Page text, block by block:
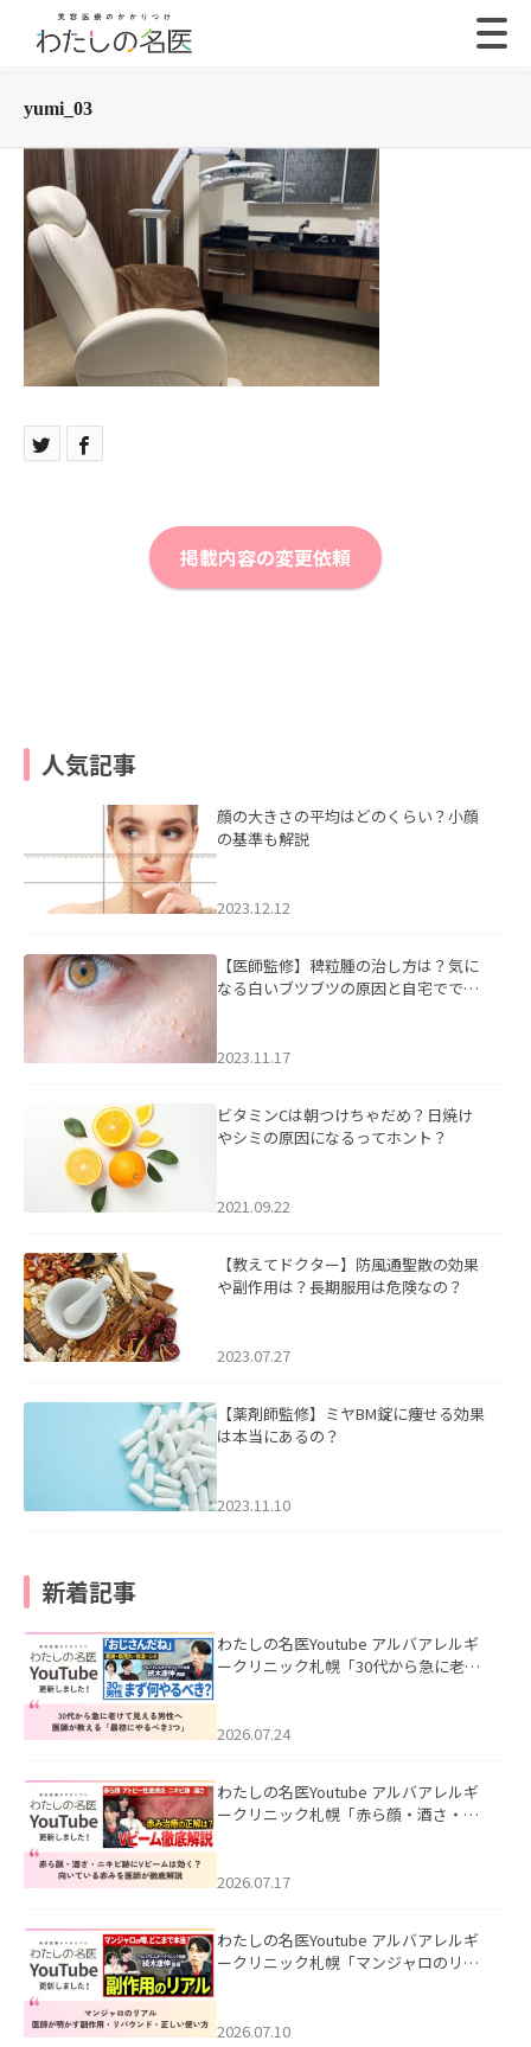
yumi_03
掲載内容の変更依頼
人気記事
顔の大きさの平均はどのくらい？小顔
の基準も解説
2023.12.12
【医師監修】稗粒腫の治し方は？気に
なる白いブツブツの原因と自宅ででき
2023.11.17
ビタミンCは朝つけちゃだめ？日焼け
やシミの原因になるってホント？
2021.09.22
【教えてドクター】防風通聖散の効果
や副作用は？長期服用は危険なの？
2023.07.27
【薬剤師監修】ミヤBM錠に痩せる効果
は本当にあるの？
2023.11.10
新着記事
わたしの名医Youtube アルバアレルギ
ークリニック札幌「30代から急に老け
た。
2026.07.24
わたしの名医Youtube アルバアレルギ
ークリニック札幌「赤ら顔・酒さ・ニ
した。
2026.07.17
わたしの名医Youtube アルバアレルギ
ークリニック札幌「マンジャロのリア
た。
2026.07.10